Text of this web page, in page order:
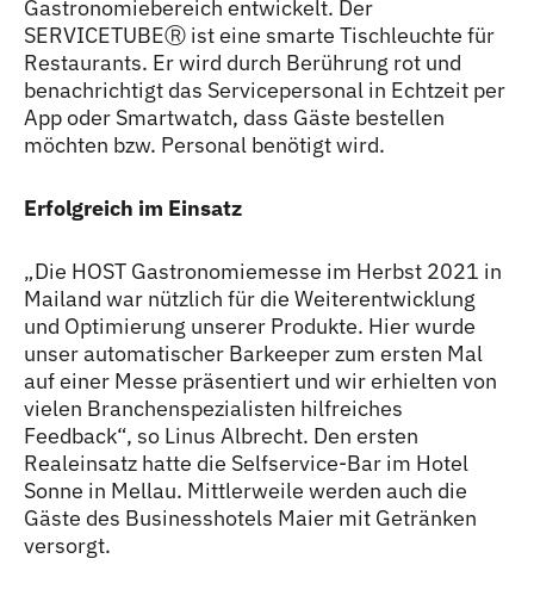
Gastronomiebereich entwickelt. Der
SERVICETUBEⓇ ist eine smarte Tischleuchte für
Restaurants. Er wird durch Berührung rot und
benachrichtigt das Servicepersonal in Echtzeit per
App oder Smartwatch, dass Gäste bestellen
möchten bzw. Personal benötigt wird.
Erfolgreich im Einsatz
„Die HOST Gastronomiemesse im Herbst 2021 in
Mailand war nützlich für die Weiterentwicklung
und Optimierung unserer Produkte. Hier wurde
unser automatischer Barkeeper zum ersten Mal
auf einer Messe präsentiert und wir erhielten von
vielen Branchenspezialisten hilfreiches
Feedback“, so Linus Albrecht. Den ersten
Realeinsatz hatte die Selfservice-Bar im Hotel
Sonne in Mellau. Mittlerweile werden auch die
Gäste des Businesshotels Maier mit Getränken
versorgt.